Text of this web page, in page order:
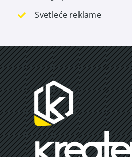
Svetleće reklame